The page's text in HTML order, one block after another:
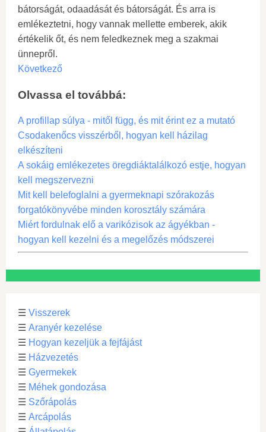
bátorságát, odaadását és bátorságát. És arra is
emlékeztetni, hogy vannak mellette emberek, akik
értékelik őt, és nem feledkeznek meg a szakmai
ünnepről.
Következő
Olvassa el továbbá:
A profillap súlya - mitől függ, és mit érint ez a mutató
Csodakenőcs visszérből, hogyan kell házilag
elkészíteni
A sokáig emlékezetes öregdiáktalálkozó estje, hogyan
kell megszervezni
Mit kell belefoglalni a gyermeknapi szórakozás
forgatókönyvébe minden korosztály számára
Miért fordulnak elő a varikózisok az ágyékban -
hogyan kell kezelni és a megelőzés módszerei
☰ Visszerek
☰ Aranyér kezelése
☰ Hogyan kezeljük a fejfájást
☰ Házvezetés
☰ Gyermekek
☰ Méhek gondozása
☰ Szőrápolás
☰ Arcápolás